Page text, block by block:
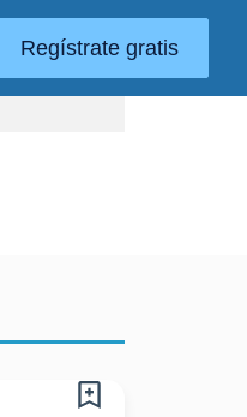
Regístrate gratis